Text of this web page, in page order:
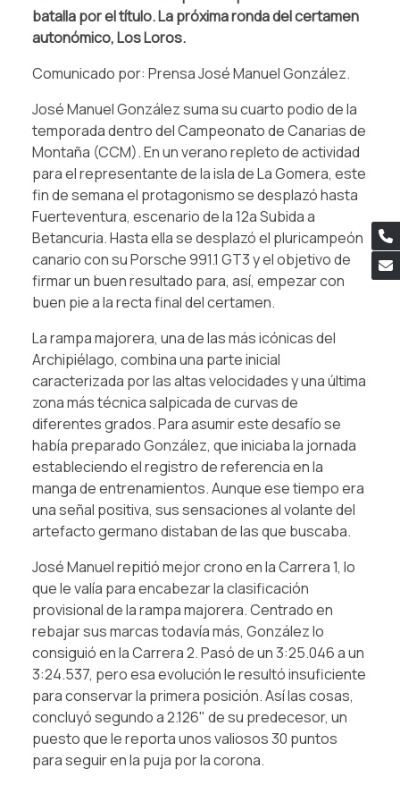
batalla por el título. La próxima ronda del certamen
autonómico, Los Loros.
Comunicado por: Prensa José Manuel González.
José Manuel González suma su cuarto podio de la
temporada dentro del Campeonato de Canarias de
Montaña (CCM). En un verano repleto de actividad
para el representante de la isla de La Gomera, este
fin de semana el protagonismo se desplazó hasta
Fuerteventura, escenario de la 12a Subida a
Betancuria. Hasta ella se desplazó el pluricampeón
canario con su Porsche 991.1 GT3 y el objetivo de
firmar un buen resultado para, así, empezar con
buen pie a la recta final del certamen.
La rampa majorera, una de las más icónicas del
Archipiélago, combina una parte inicial
caracterizada por las altas velocidades y una última
zona más técnica salpicada de curvas de
diferentes grados. Para asumir este desafío se
había preparado González, que iniciaba la jornada
estableciendo el registro de referencia en la
manga de entrenamientos. Aunque ese tiempo era
una señal positiva, sus sensaciones al volante del
artefacto germano distaban de las que buscaba.
José Manuel repitió mejor crono en la Carrera 1, lo
que le valía para encabezar la clasificación
provisional de la rampa majorera. Centrado en
rebajar sus marcas todavía más, González lo
consiguió en la Carrera 2. Pasó de un 3:25.046 a un
3:24.537, pero esa evolución le resultó insuficiente
para conservar la primera posición. Así las cosas,
concluyó segundo a 2.126" de su predecesor, un
puesto que le reporta unos valiosos 30 puntos
para seguir en la puja por la corona.